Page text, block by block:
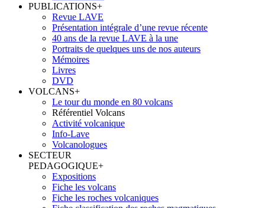
PUBLICATIONS+
Revue LAVE
Présentation intégrale d’une revue récente
40 ans de la revue LAVE à la une
Portraits de quelques uns de nos auteurs
Mémoires
Livres
DVD
VOLCANS+
Le tour du monde en 80 volcans
Référentiel Volcans
Activité volcanique
Info-Lave
Volcanologues
SECTEUR
PEDAGOGIQUE+
Expositions
Fiche les volcans
Fiche les roches volcaniques